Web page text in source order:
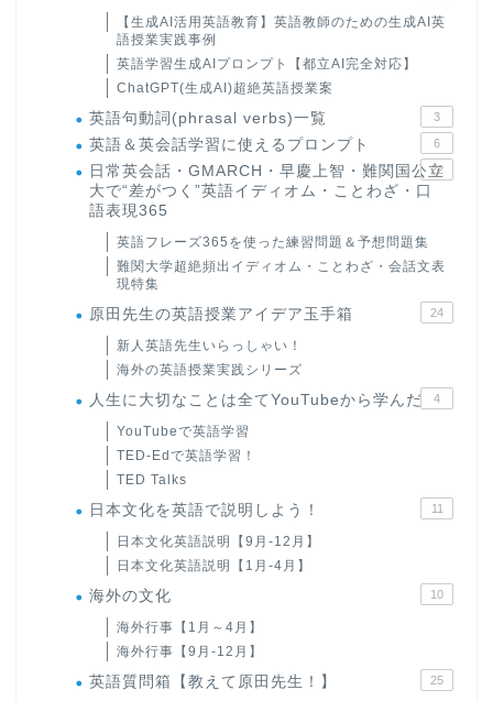
【生成AI活用英語教育】英語教師のための生成AI英
語授業実践事例
英語学習生成AIプロンプト【都立AI完全対応】
ChatGPT(生成AI)超絶英語授業案
英語句動詞(phrasal verbs)一覧 3
英語＆英会話学習に使えるプロンプト 6
日常英会話・GMARCH・早慶上智・難関国公立
大で“差がつく”英語イディオム・ことわざ・口
語表現365
22
英語フレーズ365を使った練習問題＆予想問題集
難関大学超絶頻出イディオム・ことわざ・会話文表
現特集
原田先生の英語授業アイデア玉手箱 24
新人英語先生いらっしゃい！
海外の英語授業実践シリーズ
人生に大切なことは全てYouTubeから学んだ 4
YouTubeで英語学習
TED-Edで英語学習！
TED Talks
日本文化を英語で説明しよう！ 11
日本文化英語説明【9月-12月】
日本文化英語説明【1月-4月】
海外の文化 10
海外行事【1月～4月】
海外行事【9月-12月】
英語質問箱【教えて原田先生！】 25